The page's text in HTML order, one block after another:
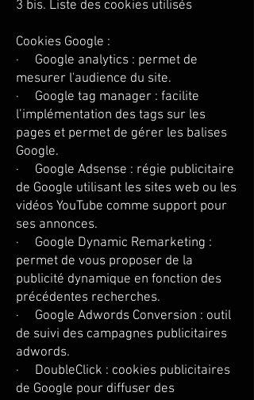
3 bis. Liste des cookies utilisés
Cookies Google :
· Google analytics : permet de
mesurer l'audience du site.
· Google tag manager : facilite
l’implémentation des tags sur les
pages et permet de gérer les balises
Google.
· Google Adsense : régie publicitaire
de Google utilisant les sites web ou les
vidéos YouTube comme support pour
ses annonces.
· Google Dynamic Remarketing :
permet de vous proposer de la
publicité dynamique en fonction des
précédentes recherches.
· Google Adwords Conversion : outil
de suivi des campagnes publicitaires
adwords.
· DoubleClick : cookies publicitaires
de Google pour diffuser des